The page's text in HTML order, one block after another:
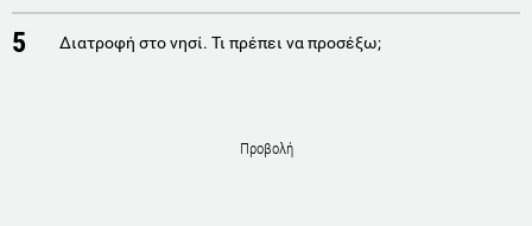
5 Διατροφή στο νησί. Τι πρέπει να προσέξω;
Προβολή